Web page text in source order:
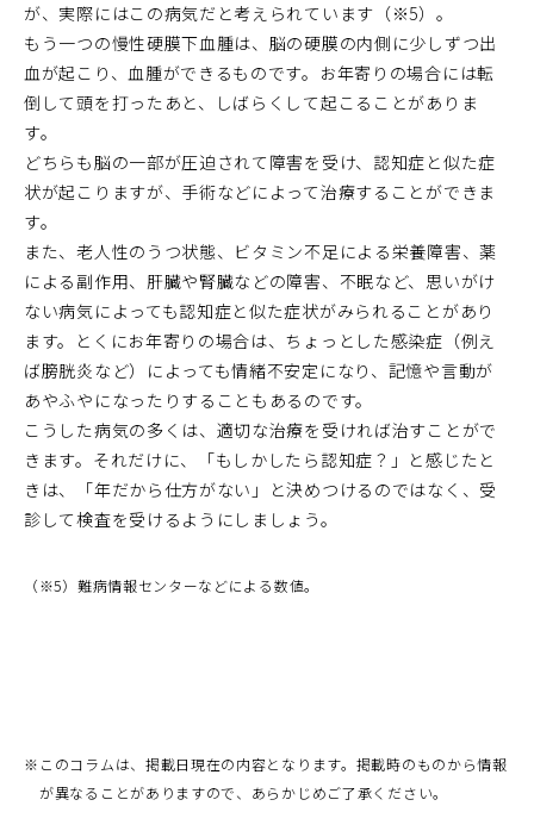
が、実際にはこの病気だと考えられています（※5）。
もう一つの慢性硬膜下血腫は、脳の硬膜の内側に少しずつ出
血が起こり、血腫ができるものです。お年寄りの場合には転
倒して頭を打ったあと、しばらくして起こることがありま
す。
どちらも脳の一部が圧迫されて障害を受け、認知症と似た症
状が起こりますが、手術などによって治療することができま
す。
また、老人性のうつ状態、ビタミン不足による栄養障害、薬
による副作用、肝臓や腎臓などの障害、不眠など、思いがけ
ない病気によっても認知症と似た症状がみられることがあり
ます。とくにお年寄りの場合は、ちょっとした感染症（例え
ば膀胱炎など）によっても情緒不安定になり、記憶や言動が
あやふやになったりすることもあるのです。
こうした病気の多くは、適切な治療を受ければ治すことがで
きます。それだけに、「もしかしたら認知症？」と感じたと
きは、「年だから仕方がない」と決めつけるのではなく、受
診して検査を受けるようにしましょう。
（※5）難病情報センターなどによる数値。
※ このコラムは、掲載日現在の内容となります。掲載時のものから情報
が異なることがありますので、あらかじめご了承ください。